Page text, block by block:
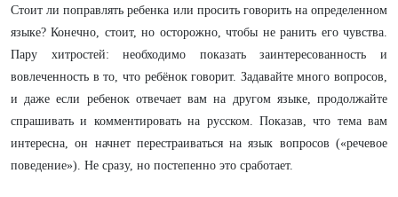
Стоит ли поправлять ребенка или просить говорить на определенном
языке? Конечно, стоит, но осторожно, чтобы не ранить его чувства.
Пару хитростей: необходимо показать заинтересованность и
вовлеченность в то, что ребёнок говорит. Задавайте много вопросов,
и даже если ребенок отвечает вам на другом языке, продолжайте
спрашивать и комментировать на русском. Показав, что тема вам
интересна, он начнет перестраиваться на язык вопросов («речевое
поведение»). Не сразу, но постепенно это сработает.